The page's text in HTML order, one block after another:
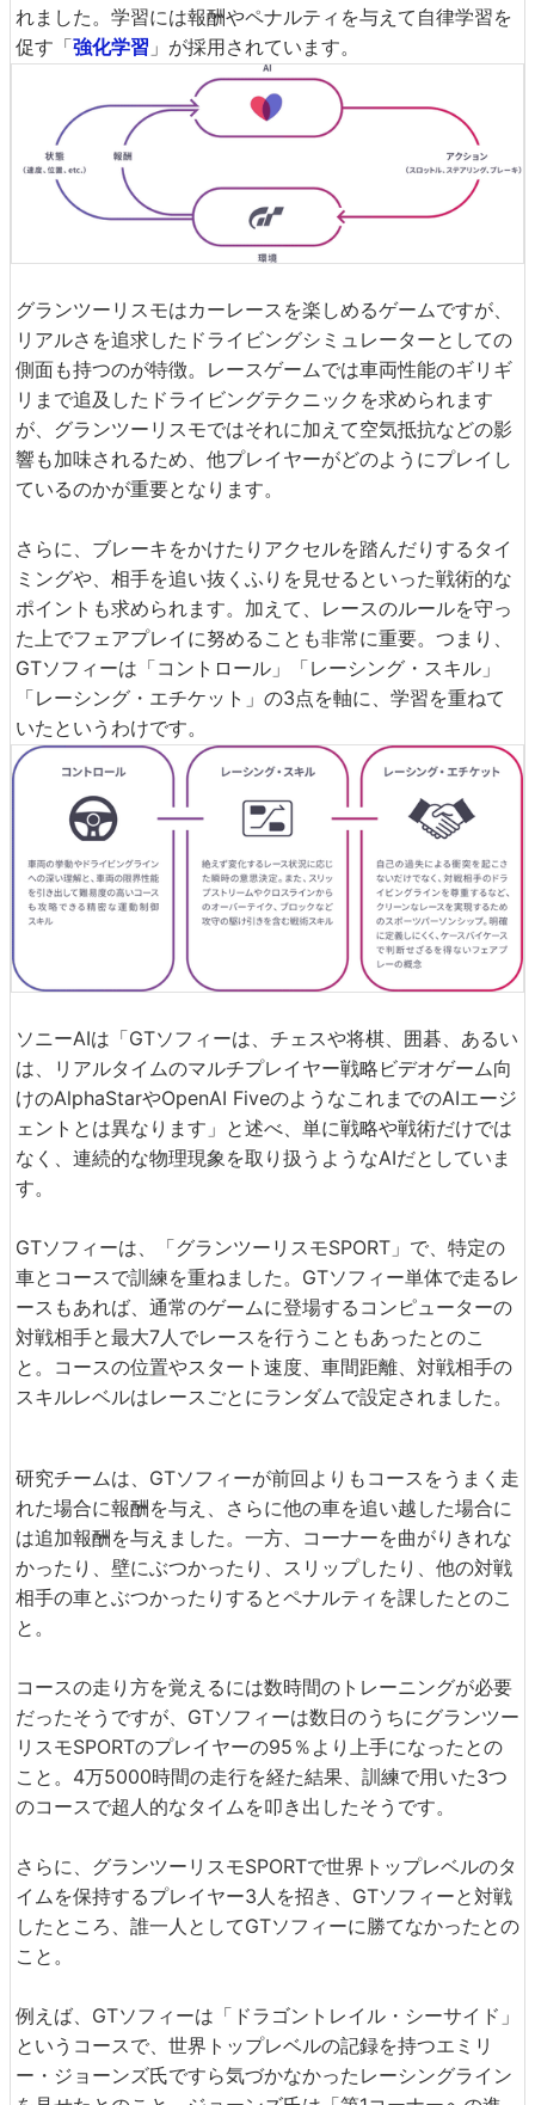
れました。学習には報酬やペナルティを与えて自律学習を
促す「強化学習 」が採用されています。
グランツーリスモはカーレースを楽しめるゲームですが、
リアルさを追求したドライビングシミュレーターとしての
側面も持つのが特徴。レースゲームでは車両性能のギリギ
リまで追及したドライビングテクニックを求められます
が、グランツーリスモではそれに加えて空気抵抗などの影
響も加味されるため、他プレイヤーがどのようにプレイし
ているのかが重要となります。
さらに、ブレーキをかけたりアクセルを踏んだりするタイ
ミングや、相手を追い抜くふりを見せるといった戦術的な
ポイントも求められます。加えて、レースのルールを守っ
た上でフェアプレイに努めることも非常に重要。つまり、
GTソフィーは「コントロール」「レーシング・スキル」
「レーシング・エチケット」の3点を軸に、学習を重ねて
いたというわけです。
ソニーAIは「GTソフィーは、チェスや将棋、囲碁、あるい
は、リアルタイムのマルチプレイヤー戦略ビデオゲーム向
けのAlphaStarやOpenAI FiveのようなこれまでのAIエージ
ェントとは異なります」と述べ、単に戦略や戦術だけでは
なく、連続的な物理現象を取り扱うようなAIだとしていま
す。
GTソフィーは、「グランツーリスモSPORT」で、特定の
車とコースで訓練を重ねました。GTソフィー単体で走るレ
ースもあれば、通常のゲームに登場するコンピューターの
対戦相手と最大7人でレースを行うこともあったとのこ
と。コースの位置やスタート速度、車間距離、対戦相手の
スキルレベルはレースごとにランダムで設定されました。
研究チームは、GTソフィーが前回よりもコースをうまく走
れた場合に報酬を与え、さらに他の車を追い越した場合に
は追加報酬を与えました。一方、コーナーを曲がりきれな
かったり、壁にぶつかったり、スリップしたり、他の対戦
相手の車とぶつかったりするとペナルティを課したとのこ
と。
コースの走り方を覚えるには数時間のトレーニングが必要
だったそうですが、GTソフィーは数日のうちにグランツー
リスモSPORTのプレイヤーの95％より上手になったとの
こと。4万5000時間の走行を経た結果、訓練で用いた3つ
のコースで超人的なタイムを叩き出したそうです。
さらに、グランツーリスモSPORTで世界トップレベルのタ
イムを保持するプレイヤー3人を招き、GTソフィーと対戦
したところ、誰一人としてGTソフィーに勝てなかったとの
こと。
例えば、GTソフィーは「ドラゴントレイル・シーサイド」
というコースで、世界トップレベルの記録を持つエミリ
ー・ジョーンズ氏ですら気づかなかったレーシングライン